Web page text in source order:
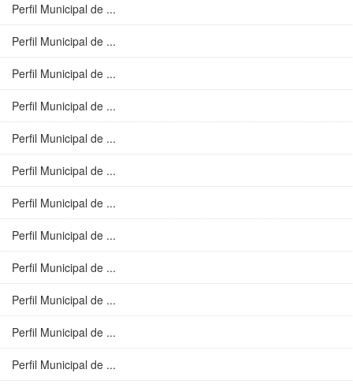
Perfil Municipal de ...
Perfil Municipal de ...
Perfil Municipal de ...
Perfil Municipal de ...
Perfil Municipal de ...
Perfil Municipal de ...
Perfil Municipal de ...
Perfil Municipal de ...
Perfil Municipal de ...
Perfil Municipal de ...
Perfil Municipal de ...
Perfil Municipal de ...